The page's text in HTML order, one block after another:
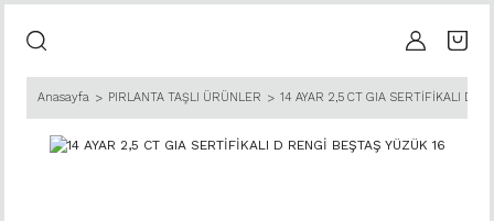
Anasayfa PIRLANTA TAŞLI ÜRÜNLER 14 AYAR 2,5 CT GIA SERTİFİKALI D